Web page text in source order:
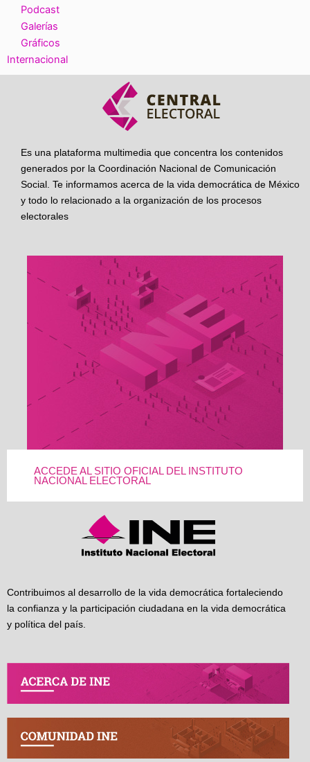
Podcast
Galerías
Gráficos
Internacional
Es una plataforma multimedia que concentra los contenidos
generados por la Coordinación Nacional de Comunicación
Social. Te informamos acerca de la vida democrática de México
y todo lo relacionado a la organización de los procesos
electorales
ACCEDE AL SITIO OFICIAL DEL INSTITUTO
NACIONAL ELECTORAL
Contribuimos al desarrollo de la vida democrática fortaleciendo
la confianza y la participación ciudadana en la vida democrática
y política del país.